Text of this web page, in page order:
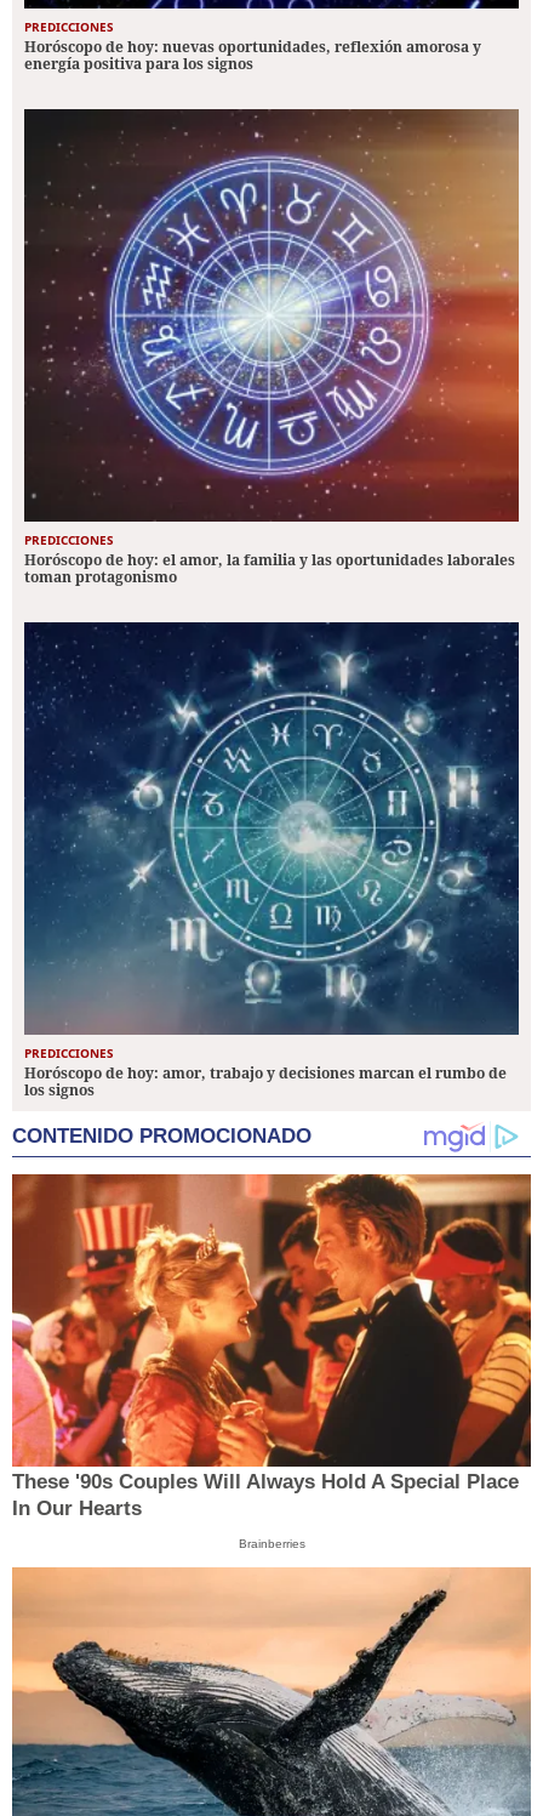
PREDICCIONES
Horóscopo de hoy: nuevas oportunidades, reflexión amorosa y
energía positiva para los signos
PREDICCIONES
Horóscopo de hoy: el amor, la familia y las oportunidades laborales
toman protagonismo
PREDICCIONES
Horóscopo de hoy: amor, trabajo y decisiones marcan el rumbo de
los signos
CONTENIDO PROMOCIONADO
These '90s Couples Will Always Hold A Special Place
In Our Hearts
Brainberries